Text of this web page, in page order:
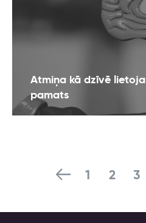
Atmiņa kā dzīvē
pamats
1 2 3